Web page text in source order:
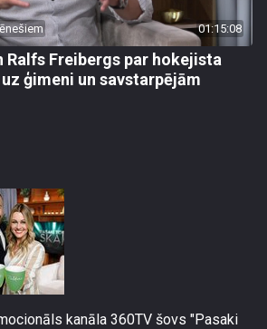
01:15:08
Ralfs Freibergs par hokejista
ģimeni un savstarpējām
kanāla 360TV šovs "Pasaki